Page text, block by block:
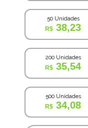
50 Unidades
38,23
200 Unidades
35,54
500 Unidades
34,08